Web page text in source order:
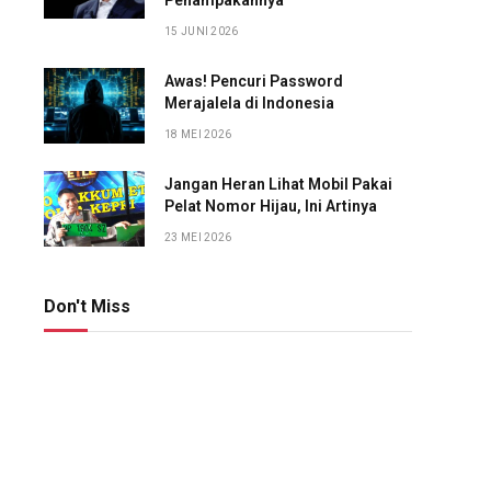
15 JUNI 2026
Awas! Pencuri Password
Merajalela di Indonesia
18 MEI 2026
Jangan Heran Lihat Mobil Pakai
Pelat Nomor Hijau, Ini Artinya
23 MEI 2026
Don't Miss